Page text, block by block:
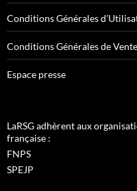
Conditions Générales
Conditions Générales de Vente
Espace presse
LaRSG adhèrent aux
française :
FNPS
SPEJP